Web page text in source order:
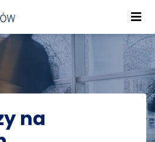
PROGNOZY NA MAPACH
na